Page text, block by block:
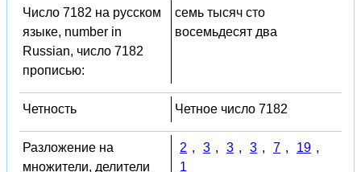
Число 7182 на русском
языке, number in
Russian, число 7182
прописью:
семь тысяч сто
восемьдесят два
Четность Четное число 7182
Разложение на
множители, делители
2 , 3 , 3 , 3 , 7 , 19 ,
1